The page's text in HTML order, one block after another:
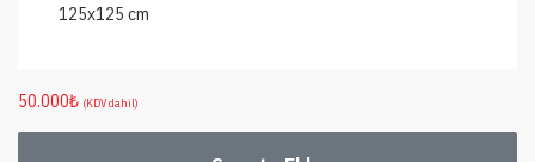
125x125 cm
50.000₺ (KDV dahil)